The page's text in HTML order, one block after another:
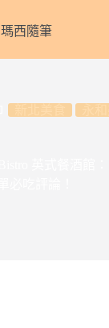
瑪西隨筆